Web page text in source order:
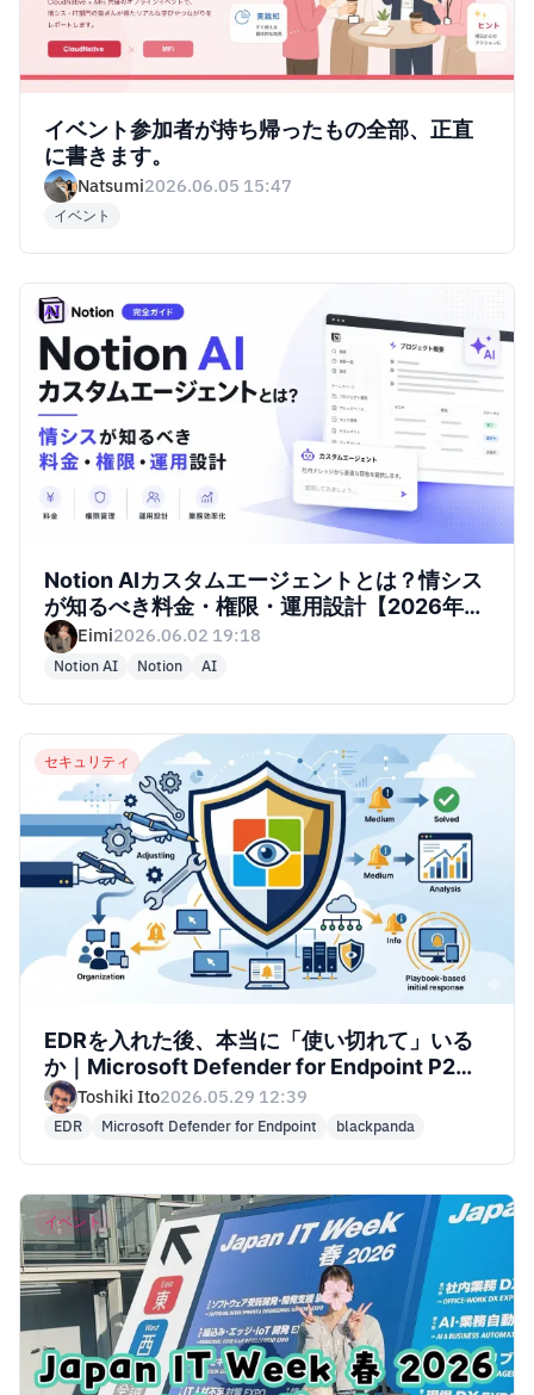
イベント参加者が持ち帰ったもの全部、正直
に書きます。
Natsumi2026.06.05 15:47
イベント
AI
Notion AIカスタムエージェントとは？情シス
が知るべき料金・権限・運用設計【2026年6
月最新】
Eimi2026.06.02 19:18
Notion AI Notion AI
セキュリティ
EDRを入れた後、本当に「使い切れて」いる
か｜Microsoft Defender for Endpoint P2を
活かすEDR運用最適化
Toshiki Ito2026.05.29 12:39
EDR Microsoft Defender for Endpoint blackpanda
イベント